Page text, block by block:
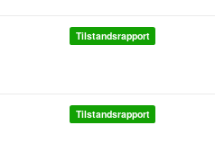
Tilstandsrapport
Tilstandsrapport